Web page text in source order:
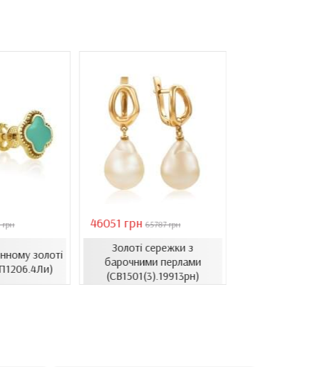
грн
золоті
46051 грн 65787 грн
Золоті сережки з
барочними перлами
(СВ1501(3).19913рн)